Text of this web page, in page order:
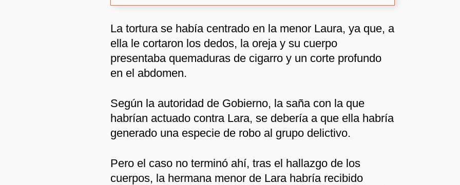
La tortura se había centrado en la menor Laura, ya que, a
ella le cortaron los dedos, la oreja y su cuerpo
presentaba quemaduras de cigarro y un corte profundo
en el abdomen.
Según la autoridad de Gobierno, la saña con la que
habrían actuado contra Lara, se debería a que ella habría
generado una especie de robo al grupo delictivo.
Pero el caso no terminó ahí, tras el hallazgo de los
cuerpos, la hermana menor de Lara habría recibido